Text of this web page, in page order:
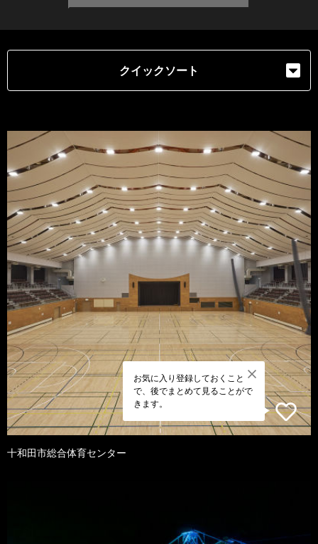
クイックソート
お気に入り登録しておくこと
で、後でまとめて見ることがで
きます。
十和田市総合体育センター